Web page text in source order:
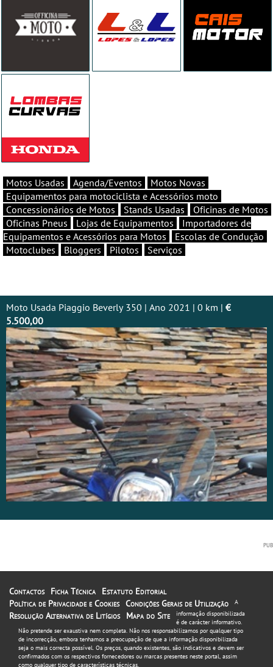
Motos Usadas Agenda/Eventos
Motos Novas
Equipamentos para motociclista e Acessórios moto
Concessionários de Motos
Stands Usadas
Oficinas de Motos
Oficinas Pneus
Lojas de Equipamentos
Importadores de
Equipamentos e Acessórios para Motos
Escolas de Condução
Motoclubes
Bloggers Pilotos Serviços
Moto Usada Piaggio Beverly 350 | Ano 2021 | 0 km | €
5.500,00
Contactos Ficha Técnica
Estatuto Editorial
Política de Privacidade e Cookies Condições Gerais de Utilização
Resolução Alternativa de Litígios
Mapa do Site
A
informação disponibilizada
é de carácter informativo.
Não pretende ser exaustiva nem completa. Não nos responsabilizamos por qualquer tipo
de incorrecção, embora tenhamos a preocupação de que a informação disponibilizada
seja o mais correcta possível. Os preços, quando existentes, são indicativos e devem ser
confirmados com os respectivos fornecedores ou marcas presentes neste portal, assim
como qualquer tipo de características técnicas.